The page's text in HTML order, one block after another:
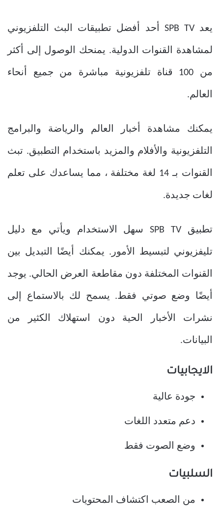
يعد SPB TV أحد أفضل تطبيقات البث التلفزيوني
لمشاهدة القنوات الدولية. يمنحك الوصول إلى أكثر
من 100 قناة تلفزيونية مباشرة من جميع أنحاء
العالم.
يمكنك مشاهدة أخبار العالم والرياضة والبرامج
التلفزيونية والأفلام والمزيد باستخدام التطبيق. تبث
القنوات بـ 14 لغة مختلفة ، مما يساعدك على تعلم
لغات جديدة.
تطبيق SPB TV سهل الاستخدام ويأتي مع دليل
تليفزيوني لتبسيط الأمور. يمكنك أيضًا التبديل بين
القنوات المختلفة دون مقاطعة العرض الحالي. يوجد
أيضًا وضع صوتي فقط. يسمح لك بالاستماع إلى
نشرات الأخبار الحية دون استهلاك الكثير من
البيانات.
الايجابيات
جودة عالية
دعم متعدد اللغات
وضع الصوت فقط
السلبيات
من الصعب اكتشاف المحتويات